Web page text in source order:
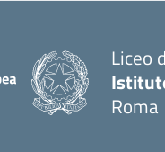
Liceo
Roma